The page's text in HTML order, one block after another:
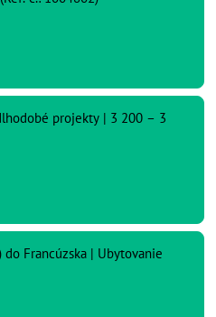
projekty | 3 200 – 3
do Francúzska | Ubytovanie